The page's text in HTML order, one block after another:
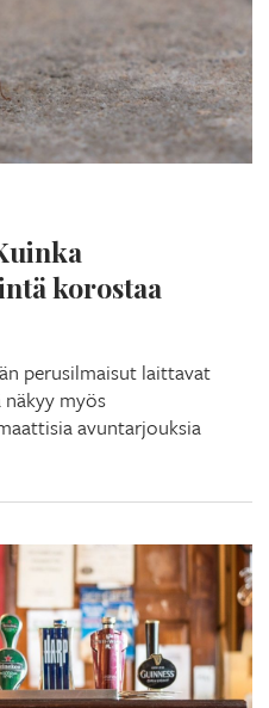
korostaa
perusilmaisut laittavat
näkyy myös
avuntarjouksia